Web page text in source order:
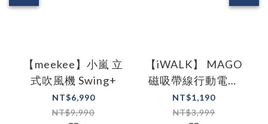
【meekee】小嵐 立
式吹風機 Swing+
NT$6,990
NT$9,990
【iWALK】 MAGO
磁吸帶線行動電源
磁吸行動電源
NT$1,190
NT$3,999